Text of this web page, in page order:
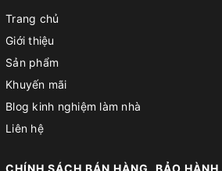
Trang chủ
Giới thiệu
Sản phẩm
Khuyến mãi
Blog kinh nghiệm làm nhà
Liên hệ
CHÍNH SÁCH BÁN HÀNG, BẢO HÀNH.